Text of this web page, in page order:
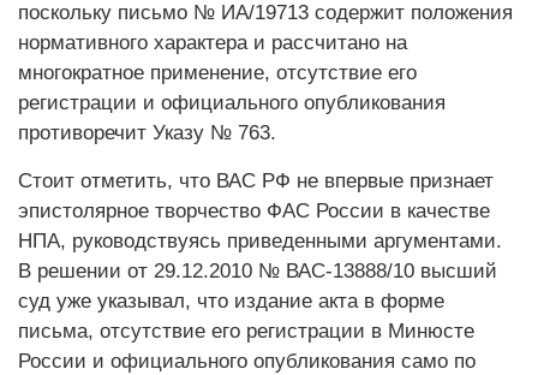
поскольку письмо № ИА/19713 содержит положения
нормативного характера и рассчитано на
многократное применение, отсутствие его
регистрации и официального опубликования
противоречит Указу № 763.
Стоит отметить, что ВАС РФ не впервые признает
эпистолярное творчество ФАС России в качестве
НПА, руководствуясь приведенными аргументами.
В решении от 29.12.2010 № ВАС-13888/10 высший
суд уже указывал, что издание акта в форме
письма, отсутствие его регистрации в Минюсте
России и официального опубликования само по